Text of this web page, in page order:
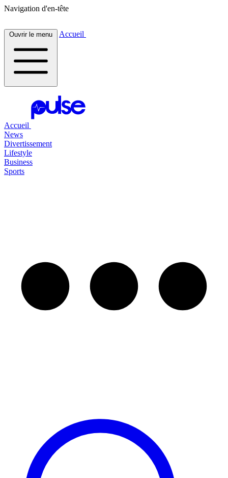
Navigation d'en-tête
Ouvrir le menu Accueil
Accueil
News
Divertissement
Lifestyle
Business
Sports